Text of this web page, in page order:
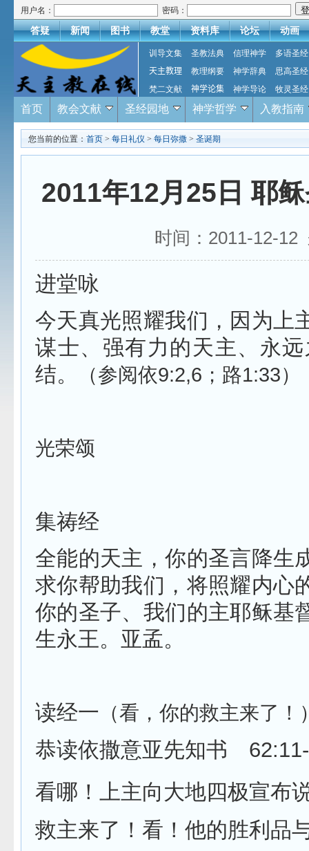
用户名： 密码：
答疑 新闻 图书 教堂 资料库 论坛 动画
训导文集 圣教法典 信理神学
多语圣经
天主教理
教理纲要 神学辞典
思高圣经
梵二文献
神学论集 神学导论 牧灵圣经
首页 教会文献 圣经园地 神学哲学 入教指南
您当前的位置： 首页 > 每日礼仪 > 每日弥撒 > 圣诞期
2011年12月25日 耶
时间：2011-12-
进堂咏
今天真光照耀我们，因为上
谋士、强有力的天主、永
结。
（参阅依9:2,6 ；路1:33）
光荣颂
集祷经
全能的天主，你的圣言降生
求你帮助我们，将照耀内心
你的圣子、我们的主耶稣基
生永王。亚孟。
读经一 （看，你的救主来了！
恭读依撒意亚先知书
看哪！上主向大地四极宣布
救主来了！看！他的胜利品